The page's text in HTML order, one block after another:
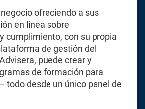
ofreciendo a sus
en línea sobre
cumplimiento, con su propia
de gestión del
puede crear y
de formación para
todo desde un único panel de